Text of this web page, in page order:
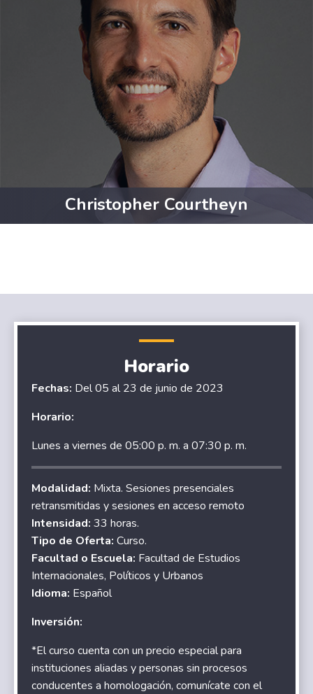
Christopher Courtheyn
Horario
Fechas: Del 05 al 23 de junio de 2023
Horario:
Lunes a viernes de 05:00 p. m. a 07:30 p. m.
Modalidad: Mixta. Sesiones presenciales
retransmitidas y sesiones en acceso remoto
Intensidad:33 horas.
Tipo de Oferta:Curso.
Facultad o Escuela: Facultad de Estudios
Internacionales, Políticos y Urbanos
Idioma: Español
Inversión:
*El curso cuenta con un precio especial para
instituciones aliadas y personas sin procesos
conducentes a homologación, comunícate con el